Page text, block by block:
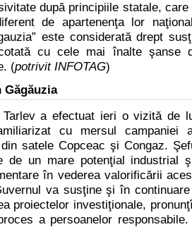
după principiile statale,
de apartenenţa lor
este considerată drept
cu cele mai înalte şanse
(potrivit INFOTAG)
Tarlev a efectuat ieri o vizită de
cu mersul campaniei
satele Copceac şi Congaz.
de un mare potenţial industrial
în vederea valorificării
va susţine şi în
proiectelor investiţionale,
a persoanelor